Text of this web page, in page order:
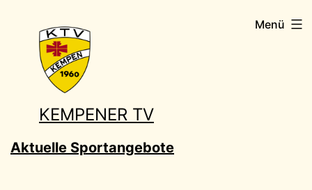
springen
KEMPENER TV
Menü
Aktuelle Sportangebote